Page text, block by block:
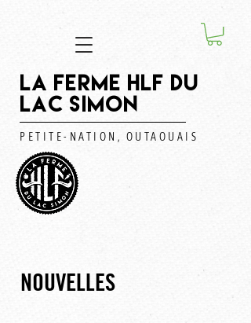
LA FERME HLF DU
LAC SIMON
PETITE-NATION, OUTAOUAIS
NOUVELLES